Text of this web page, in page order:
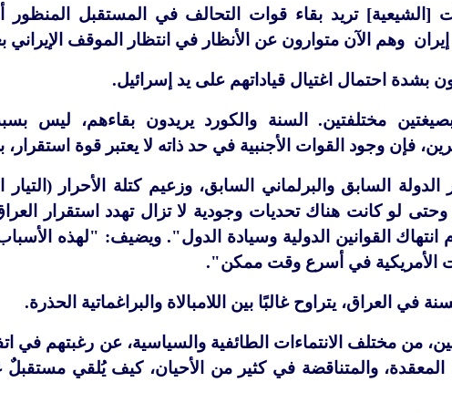
تريد بقاء قوات التحالف في المستقبل المنظور
إيران وهم الآن متوارون عن الأنظار في انتظار الموقف الإيراني
احتمال اغتيال قياداتهم على يد إسرائيل.
مختلفتين. السنة والكورد يريدون بقاءهم، ليس
فإن وجود القوات الأجنبية في حد ذاته لا يعتبر قوة
الدولة السابق والبرلماني السابق، وزعيم كتلة الأحرار
وحتى لو كانت هناك تحديات وجودية لا تزال تهدد استقرار
انتهاك القوانين الدولية وسيادة الدول". ويضيف: "لهذه
الأمريكية في أسرع وقت ممكن".
في العراق، يتراوح غالبًا بين اللامبالاة والبراغماتية الحذرة.
من مختلف الانتماءات الطائفية والسياسية، عن رغبتهم في
المعقدة، والمتناقضة في كثير من الأحيان، كيف يُلقي